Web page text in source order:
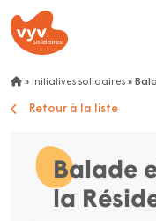
» Initiatives solidaires »
Retour à la liste
Balade
la